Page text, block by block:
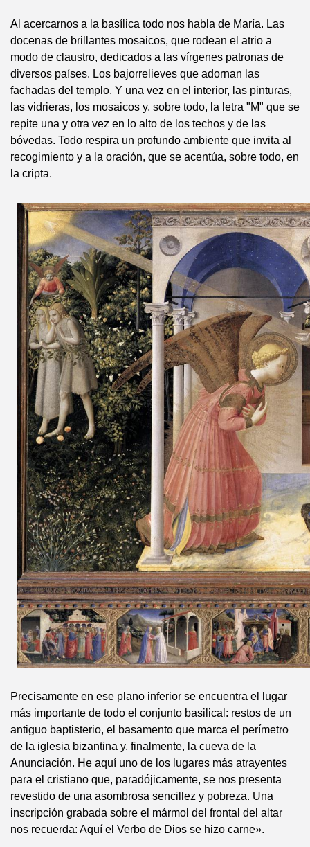
Al acercarnos a la basílica todo nos habla de María. Las
docenas de brillantes mosaicos, que rodean el atrio a
modo de claustro, dedicados a las vírgenes patronas de
diversos países. Los bajorrelieves que adornan las
fachadas del templo. Y una vez en el interior, las pinturas,
las vidrieras, los mosaicos y, sobre todo, la letra "M" que se
repite una y otra vez en lo alto de los techos y de las
bóvedas. Todo respira un profundo ambiente que invita al
recogimiento y a la oración, que se acentúa, sobre todo, en
la cripta.
Precisamente en ese plano inferior se encuentra el lugar
más importante de todo el conjunto basilical: restos de un
antiguo baptisterio, el basamento que marca el perímetro
de la iglesia bizantina y, finalmente, la cueva de la
Anunciación. He aquí uno de los lugares más atrayentes
para el cristiano que, paradójicamente, se nos presenta
revestido de una asombrosa sencillez y pobreza. Una
inscripción grabada sobre el mármol del frontal del altar
nos recuerda: Aquí el Verbo de Dios se hizo carne».